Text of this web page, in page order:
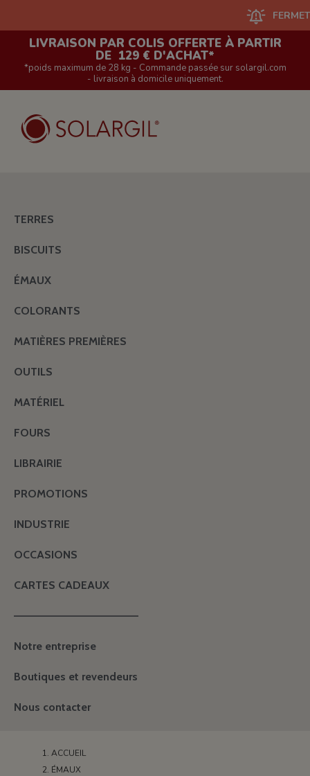
FERMETURE
LIVRAISON PAR COLIS OFFERTE À PARTIR
DE 129 € D'ACHAT*
*poids maximum de 28 kg - Commande passée sur solargil.com
- livraison à domicile uniquement.
TERRES
BISCUITS
ÉMAUX
COLORANTS
MATIÈRES PREMIÈRES
OUTILS
MATÉRIEL
FOURS
LIBRAIRIE
PROMOTIONS
INDUSTRIE
OCCASIONS
CARTES CADEAUX
———————————————
Notre entreprise
Boutiques et revendeurs
Nous contacter
ACCUEIL
ÉMAUX